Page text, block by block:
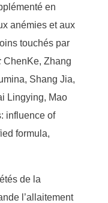
en
anémies et aux
touchés par
ChenKe, Zhang
, Shang Jia,
Lingying, Mao
influence of
formula,
de la
l’allaitement